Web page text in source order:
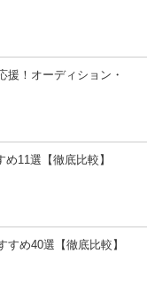
援！オーディション・
11選【徹底比較】
め40選【徹底比較】